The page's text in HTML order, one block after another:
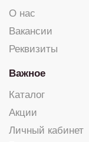
О нас
Вакансии
Реквизиты
Важное
Каталог
Акции
Личный кабинет